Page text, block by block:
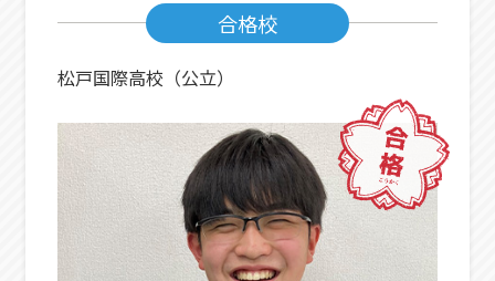
合格校
松戸国際高校（公立）